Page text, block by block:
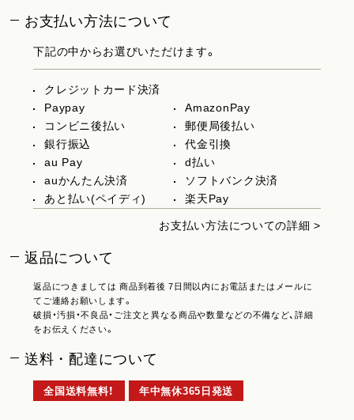
お支払い方法について
下記の中からお選びいただけます。
クレジットカード決済
Paypay
AmazonPay
コンビニ後払い
郵便局後払い
銀行振込
代金引換
au Pay
d払い
auかんたん決済
ソフトバンク決済
あと払い(ペイディ)
楽天Pay
お支払い方法についての詳細 >
返品について
返品につきましては 商品到着後 7日間以内にお電話またはメールに
てご連絡お願いします。
破損・汚損・不良品・ご注文と異なる商品や数量などの不備など、詳細
をお伝えください。
送料・配達について
全国送料無料！ 年中無休365日発送